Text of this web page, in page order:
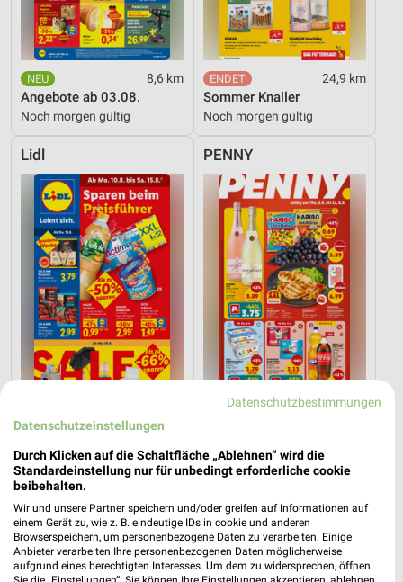
8,6 km
Angebote ab 03.08.
Noch morgen gültig
24,9 km
Sommer Knaller
Noch morgen gültig
Lidl
8,6 km
Gültig ab Mo. 10.08.
PENNY
Noch morgen gültig
Datenschutzbestimmungen
Datenschutzeinstellungen
Durch Klicken auf die Schaltfläche „Ablehnen“ wird die
Standardeinstellung nur für unbedingt erforderliche cookie
beibehalten.
Wir und unsere Partner speichern und/oder greifen auf Informationen auf
einem Gerät zu, wie z. B. eindeutige IDs in cookie und anderen
Browserspeichern, um personenbezogene Daten zu verarbeiten. Einige
Anbieter verarbeiten Ihre personenbezogenen Daten möglicherweise
aufgrund eines berechtigten Interesses. Um dem zu widersprechen, öffnen